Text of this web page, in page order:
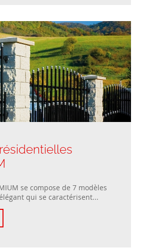
se compose de 7 modèles
qui se caractérisent...